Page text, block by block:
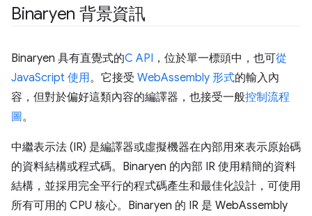
Binaryen 背景資訊
Binaryen 具有直覺式的C API ，位於單一標頭中，也可從
JavaScript 使用。它接受 WebAssembly 形式的輸入內
容，但對於偏好這類內容的編譯器，也接受一般控制流程
圖。
中繼表示法 (IR) 是編譯器或虛擬機器在內部用來表示原始碼
的資料結構或程式碼。Binaryen 的內部 IR 使用精簡的資料
結構，並採用完全平行的程式碼產生和最佳化設計，可使用
所有可用的 CPU 核心。Binaryen 的 IR 是 WebAssembly